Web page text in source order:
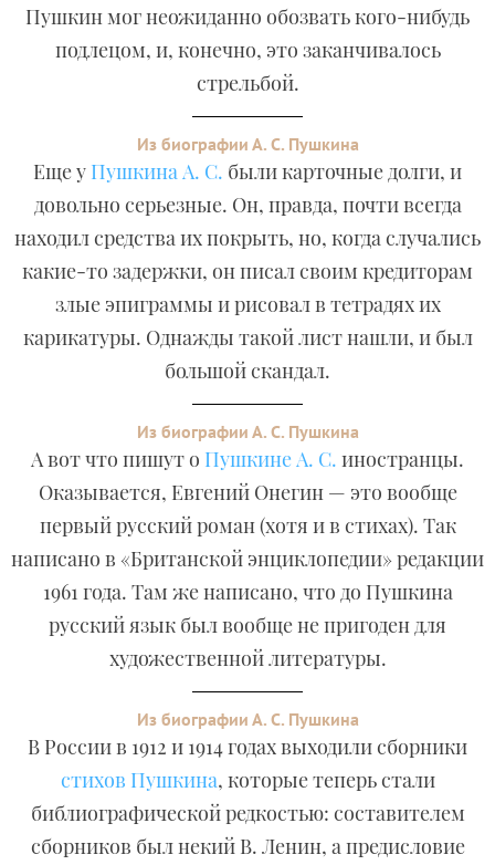
Пушкин мог неожиданно обозвать кого-нибудь
подлецом, и, конечно, это заканчивалось
стрельбой.
Из биографии А. С. Пушкина
Еще у Пушкина А. С. были карточные долги, и
довольно серьезные. Он, правда, почти всегда
находил средства их покрыть, но, когда случались
какие-то задержки, он писал своим кредиторам
злые эпиграммы и рисовал в тетрадях их
карикатуры. Однажды такой лист нашли, и был
большой скандал.
Из биографии А. С. Пушкина
А вот что пишут о Пушкине А. С. иностранцы.
Оказывается, Евгений Онегин — это вообще
первый русский роман (хотя и в стихах). Так
написано в «Британской энциклопедии» редакции
1961 года. Там же написано, что до Пушкина
русский язык был вообще не пригоден для
художественной литературы.
Из биографии А. С. Пушкина
В России в 1912 и 1914 годах выходили сборники
стихов Пушкина, которые теперь стали
библиографической редкостью: составителем
сборников был некий В. Ленин, а предисловие